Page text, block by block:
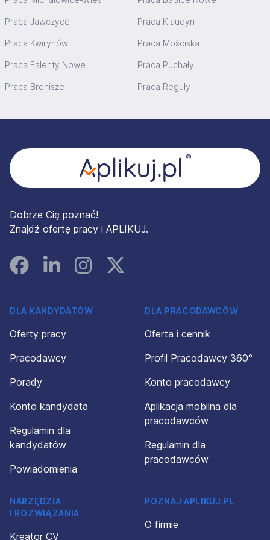
Praca Jawczyce Praca Klaudyn
Praca Kwirynów Praca Mościska
Praca Falenty Nowe Praca Puchały
Praca Bronisze Praca Reguły
Dobrze Cię poznać!
Znajdź ofertę pracy i APLIKUJ.
FacebookLinked InInstagramInstagram
DLA KANDYDATÓW
Oferty pracy
Pracodawcy
Porady
Konto kandydata
Regulamin dla
kandydatów
Powiadomienia
DLA PRACODAWCÓW
Oferta i cennik
Profil Pracodawcy 360°
Konto pracodawcy
Aplikacja mobilna dla
pracodawców
Regulamin dla
pracodawców
NARZĘDZIA
I ROZWIĄZANIA
Kreator CV
POZNAJ APLIKUJ.PL
O firmie